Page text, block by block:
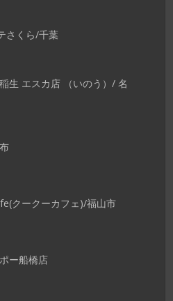
さくら/千葉
生 エスカ店 （いのう）/ 名
クークーカフェ)/福山市
ー船橋店